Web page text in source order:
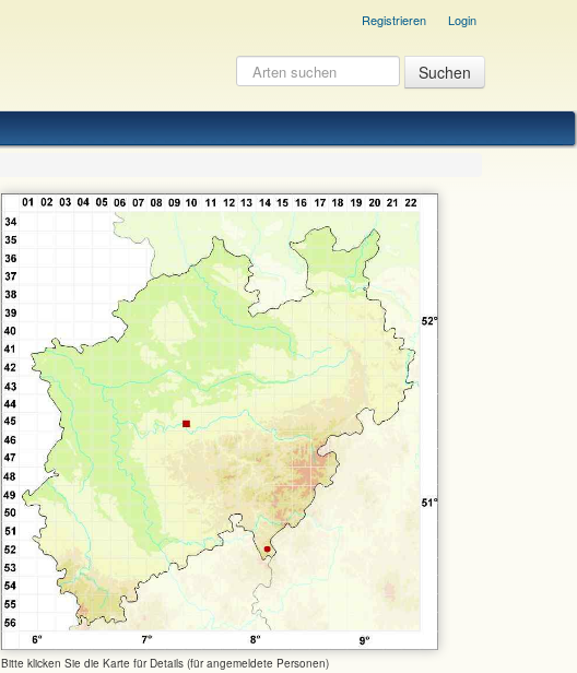
Registrieren Login
Bitte klicken Sie die Karte für Details (für angemeldete Personen)